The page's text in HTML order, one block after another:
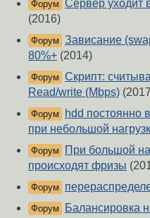
Форум Сервер уходит
(2016)
Форум Зависание
80%+ (2014)
Форум Скрипт:
Read/write (Mbps)
Форум
hdd постоянно
при небольшой
Форум
При большой
происходят фризы
Форум
Форум Балансировка